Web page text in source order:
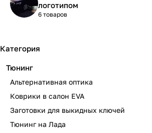
логотипом
6 товаров
Категория
Тюнинг
Альтернативная оптика
Коврики в салон EVA
Заготовки для выкидных ключей
Тюнинг на Лада